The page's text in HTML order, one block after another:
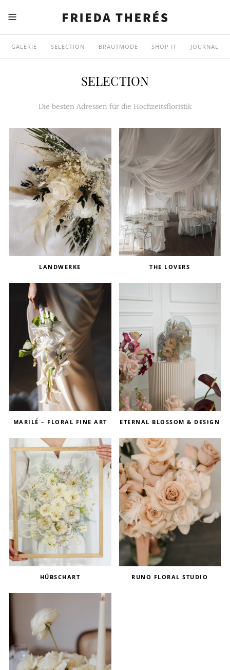
GALERIE SELECTION BRAUTMODE SHOP IT JOURNAL
SELECTION
Die besten Adressen für die Hochzeitsfloristik
LANDWERKE THE LOVERS
MARILÉ – FLORAL FINE ART ETERNAL BLOSSOM & DESIGN
HÜBSCHART RUNO FLORAL STUDIO